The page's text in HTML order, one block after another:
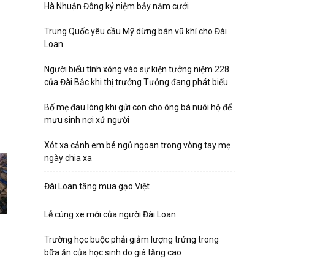
Hà Nhuận Đông kỷ niệm bảy năm cưới
Trung Quốc yêu cầu Mỹ dừng bán vũ khí cho Đài
Loan
Người biểu tình xông vào sự kiện tưởng niệm 228
của Đài Bắc khi thị trưởng Tưởng đang phát biểu
Bố mẹ đau lòng khi gửi con cho ông bà nuôi hộ để
mưu sinh nơi xứ người
Xót xa cảnh em bé ngủ ngoan trong vòng tay mẹ
ngày chia xa
Đài Loan tăng mua gạo Việt
Lễ cúng xe mới của người Đài Loan
Trường học buộc phải giảm lượng trứng trong
bữa ăn của học sinh do giá tăng cao